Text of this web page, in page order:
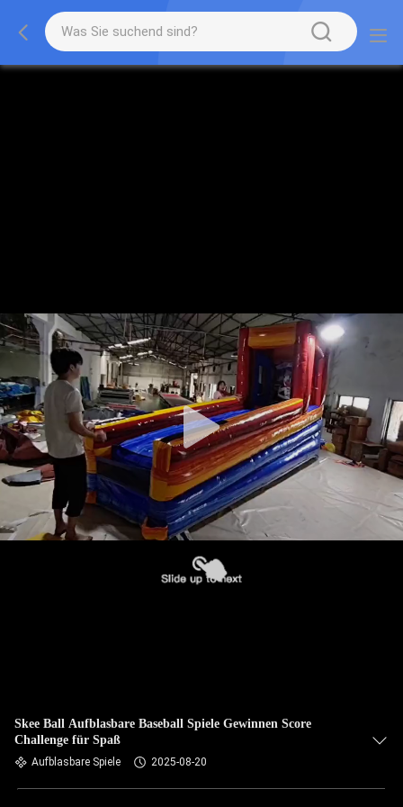
Skee Ball Aufblasbare Baseball Spiele Gewinnen Score
Challenge für Spaß
Aufblasbare Spiele 2025-08-20